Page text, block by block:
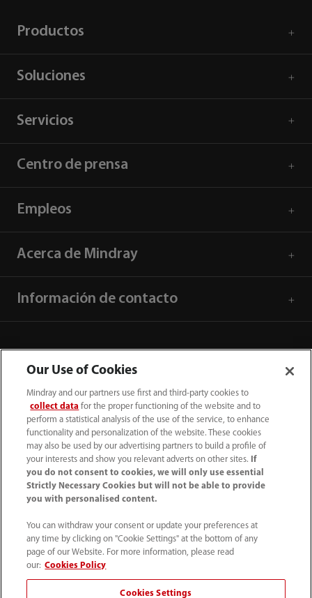
Productos
Soluciones
Servicios
Centro de prensa
Empleos
Acerca de Mindray
Información de contacto
52 55 5661 9450
Condiciones de uso｜ Mapa del sitio ｜ Aviso cookies
Aviso de privacidad
Contáctenos
Our Use of Cookies
Mindray and our partners use first and third-party cookies to
collect data for the proper functioning of the website and to
perform a statistical analysis of the use of the service, to enhance
functionality and personalization of the website. These cookies
may also be used by our advertising partners to build a profile of
your interests and show you relevant adverts on other sites.
If
you do not consent to cookies, we will only use essential
Strictly Necessary Cookies but will not be able to provide
you with personalised content.
You can withdraw your consent or update your preferences at
any time by clicking on "Cookie Settings" at the bottom of any
page of our Website. For more information, please read
our: Cookies Policy
Cookies Settings